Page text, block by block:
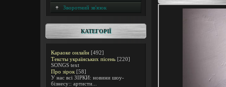
Зворотний зв'язок
КАТЕГОРІЇ
Караоке онлайн [492]
Тексты українських пісень [220]
SONGS text
Про зірок [58]
У нас всі ЗІРКИ: новини шоу-
бізнесу:: артисти...